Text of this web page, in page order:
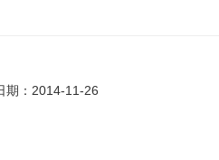
期：2014-11-26